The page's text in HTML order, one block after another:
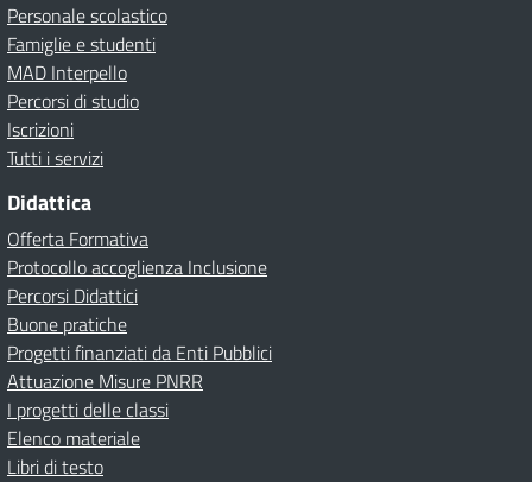
Personale scolastico
Famiglie e studenti
MAD Interpello
Percorsi di studio
Iscrizioni
Tutti i servizi
Didattica
Offerta Formativa
Protocollo accoglienza Inclusione
Percorsi Didattici
Buone pratiche
Progetti finanziati da Enti Pubblici
Attuazione Misure PNRR
I progetti delle classi
Elenco materiale
Libri di testo